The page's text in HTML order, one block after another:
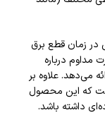
در زمان قطع برق
مداوم درباره
می‌دهد. علاوه بر
که این محصول
داشته باشد.